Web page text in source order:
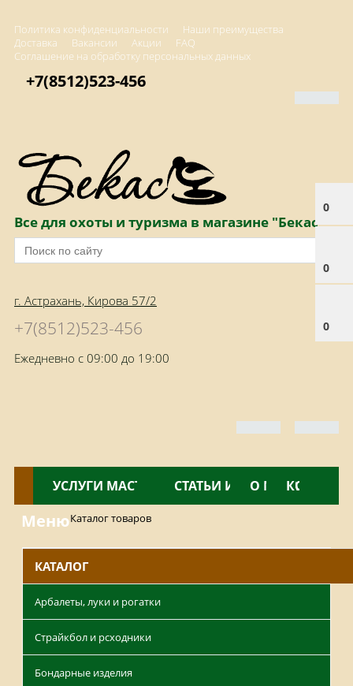
Политика конфиденциальности
Наши преимущества
Доставка
Вакансии Акции
FAQ
Соглашение на обработку персональных данных
0
0
0
+7(8512)523-456
Все для охоты и туризма в магазине "Бекас"
г. Астрахань, Кирова 57/2
+7(8512)523-456
Ежедневно с 09:00 до 19:00
КАТАЛОГ
УСЛУГИ МАСТЕРСКОЙНОВОСТИ
СТАТЬИ И ОБЗОРЫ
О МАГАЗИНЕ
МенюКаталог товаров
КАТАЛОГ
Арбалеты, луки и рогатки
Страйкбол и рсходники
Бондарные изделия